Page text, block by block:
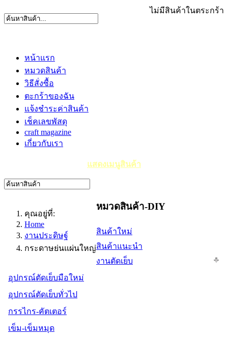
ไม่มีสินค้าในตระกร้า
หน้าแรก
หมวดสินค้า
วิธีสั่งซื้อ
ตะกร้าของฉัน
แจ้งชำระค่าสินค้า
เช็คเลขพัสดุ
craft magazine
เกี่ยวกับเรา
แสดงเมนูสินค้า
คุณอยู่ที่:
Home
งานประดิษฐ์
กระดาษย่นแผ่นใหญ่
หมวดสินค้า-DIY
สินค้าใหม่
สินค้าแนะนำ
งานตัดเย็บ
อุปกรณ์ตัดเย็บมือใหม่
อุปกรณ์ตัดเย็บทั่วไป
กรรไกร-คัตเตอร์
เข็ม-เข็มหมุด